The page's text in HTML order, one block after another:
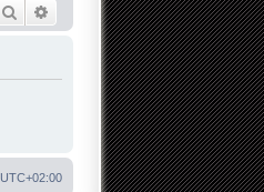
RechercherRecherche avancée
UTC+02:00